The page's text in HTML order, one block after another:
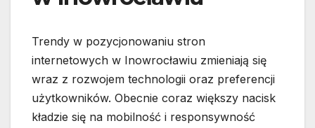
Trendy w pozycjonowaniu stron
internetowych w Inowrocławiu zmieniają się
wraz z rozwojem technologii oraz preferencji
użytkowników. Obecnie coraz większy nacisk
kładzie się na mobilność i responsywność